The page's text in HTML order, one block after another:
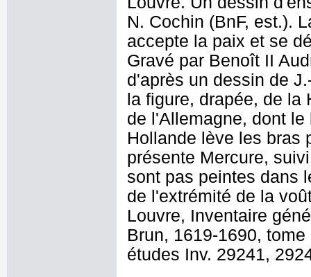
N. Cochin (BnF, est.).
accepte la paix et se
Gravé par Benoît II
d'après un dessin de
la figure, drapée, de
de l'Allemagne, dont
Hollande lève les bras
présente Mercure,
sont pas peintes dans
de l'extrémité de la
Louvre, Inventaire
Brun, 1619-1690,
études Inv. 29241,